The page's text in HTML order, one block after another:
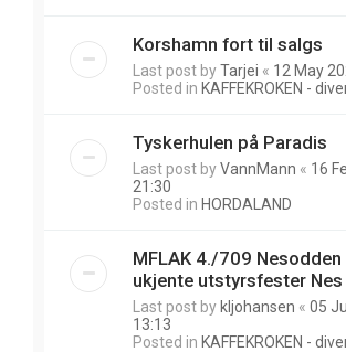
Korshamn fort til salgs
Last post byTarjei « 12 May
Posted in KAFFEKROKEN -
Tyskerhulen på Paradis
Last post byVannMann « 16
21:30
Posted in HORDALAND
MFLAK 4./709 Nesodden
ukjente utstyrsfester
Last post by kljohansen « 05
13:13
Posted in KAFFEKROKEN -